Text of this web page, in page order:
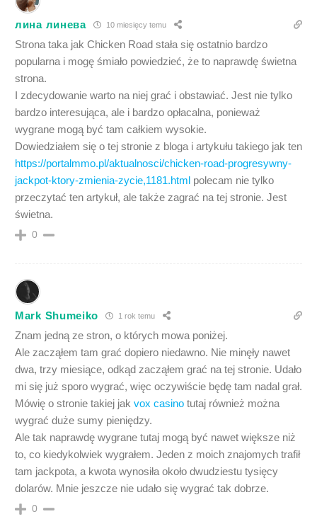
лина линева 10 miesięcy temu
Strona taka jak Chicken Road stała się ostatnio bardzo
popularna i mogę śmiało powiedzieć, że to naprawdę świetna
strona.
I zdecydowanie warto na niej grać i obstawiać. Jest nie tylko
bardzo interesująca, ale i bardzo opłacalna, ponieważ
wygrane mogą być tam całkiem wysokie.
Dowiedziałem się o tej stronie z bloga i artykułu takiego jak ten
https://portalmmo.pl/aktualnosci/chicken-road-progresywny-
jackpot-ktory-zmienia-zycie,1181.html polecam nie tylko
przeczytać ten artykuł, ale także zagrać na tej stronie. Jest
świetna.
0
Mark Shumeiko 1 rok temu
Znam jedną ze stron, o których mowa poniżej.
Ale zacząłem tam grać dopiero niedawno. Nie minęły nawet
dwa, trzy miesiące, odkąd zacząłem grać na tej stronie. Udało
mi się już sporo wygrać, więc oczywiście będę tam nadal grał.
Mówię o stronie takiej jak vox casino tutaj również można
wygrać duże sumy pieniędzy.
Ale tak naprawdę wygrane tutaj mogą być nawet większe niż
to, co kiedykolwiek wygrałem. Jeden z moich znajomych trafił
tam jackpota, a kwota wynosiła około dwudziestu tysięcy
dolarów. Mnie jeszcze nie udało się wygrać tak dobrze.
0